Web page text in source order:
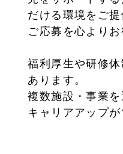
だける環境をご提
ご応募を心よりお
福利厚生や研修
あります。
複数施設・事業
キャリアアップが